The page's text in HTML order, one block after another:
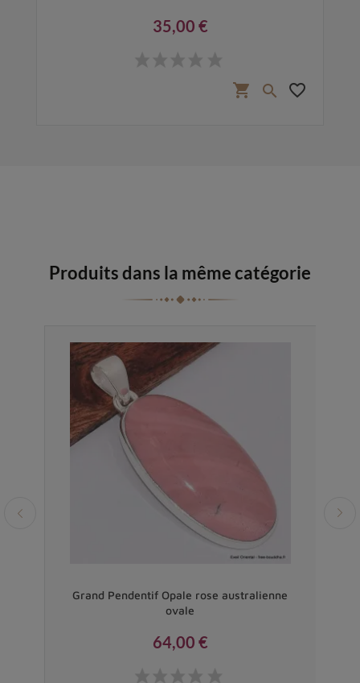
35,00 €
shopping_cart  favorite_border
Produits dans la même catégorie
Grand Pendentif Opale rose australienne
ovale
64,00 €